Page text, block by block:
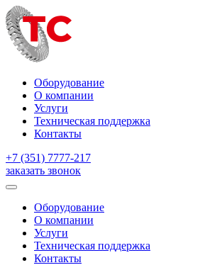
Оборудование
О компании
Услуги
Техническая поддержка
Контакты
+7 (351) 7777-217
заказать звонок
Оборудование
О компании
Услуги
Техническая поддержка
Контакты